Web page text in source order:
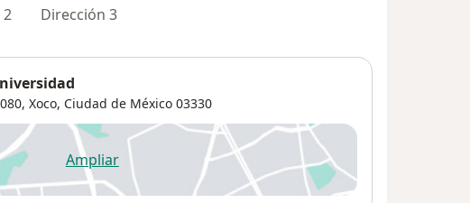
2 Dirección 3
Xoco, Ciudad de México 03330
Ampliarse abre en una nueva pestaña